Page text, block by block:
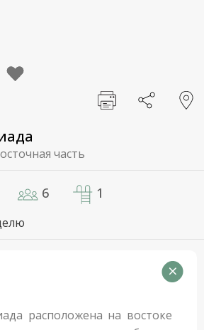
часть
6 1
расположена на востоке